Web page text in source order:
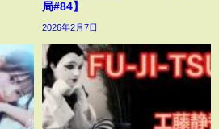
局#84】
2026年2月7日